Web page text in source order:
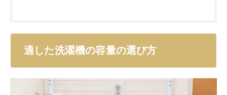
洗濯機の容量は、使用人数によって異なります。小さす